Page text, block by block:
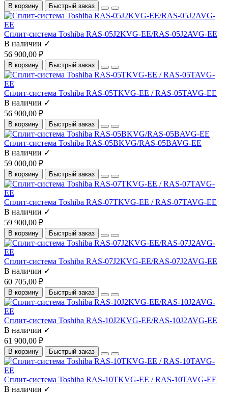
В корзину Быстрый заказ
Сплит-система Toshiba RAS-05J2KVG-EE/RAS-05J2AVG-EE
В наличии ✓
56 900,00 ₽
В корзину Быстрый заказ
Сплит-система Toshiba RAS-05TKVG-EE / RAS-05TAVG-EE
В наличии ✓
56 900,00 ₽
В корзину Быстрый заказ
Сплит-система Toshiba RAS-05BKVG/RAS-05BAVG-EE
В наличии ✓
59 000,00 ₽
В корзину Быстрый заказ
Сплит-система Toshiba RAS-07TKVG-EE / RAS-07TAVG-EE
В наличии ✓
59 900,00 ₽
В корзину Быстрый заказ
Сплит-система Toshiba RAS-07J2KVG-EE/RAS-07J2AVG-EE
В наличии ✓
60 705,00 ₽
В корзину Быстрый заказ
Сплит-система Toshiba RAS-10J2KVG-EE/RAS-10J2AVG-EE
В наличии ✓
61 900,00 ₽
В корзину Быстрый заказ
Сплит-система Toshiba RAS-10TKVG-EE / RAS-10TAVG-EE
В наличии ✓